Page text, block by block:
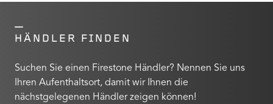
HÄNDLER FINDEN
Suchen Sie einen Firestone Händler? Nennen Sie uns
Ihren Aufenthaltsort, damit wir Ihnen die
nächstgelegenen Händler zeigen können!